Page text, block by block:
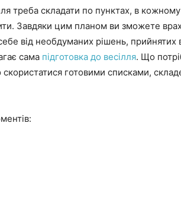
треба складати по пунктах, в
Завдяки цим планом ви зможете
від необдуманих рішень, прийнятих
сама підготовка до весілля. Що
готовими списками,